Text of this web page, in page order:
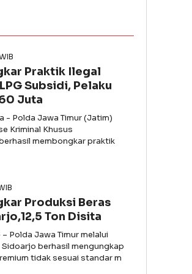
Praktik Ilegal
Subsidi, Pelaku
Juta
- Polda Jawa Timur (Jatim)
Kriminal Khusus
membongkar praktik
Produksi Beras
Ton Disita
Polda Jawa Timur melalui
berhasil mengungkap
tidak sesuai standar m